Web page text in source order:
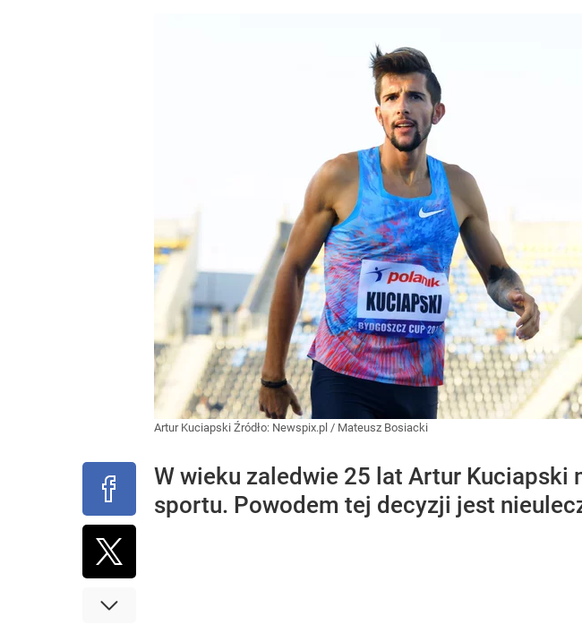
Artur Kuciapski Źródło: Newspix.pl / Mateusz Bosiacki
W wieku zaledwie 25 lat Artur Kuciapski
sportu. Powodem tej decyzji jest